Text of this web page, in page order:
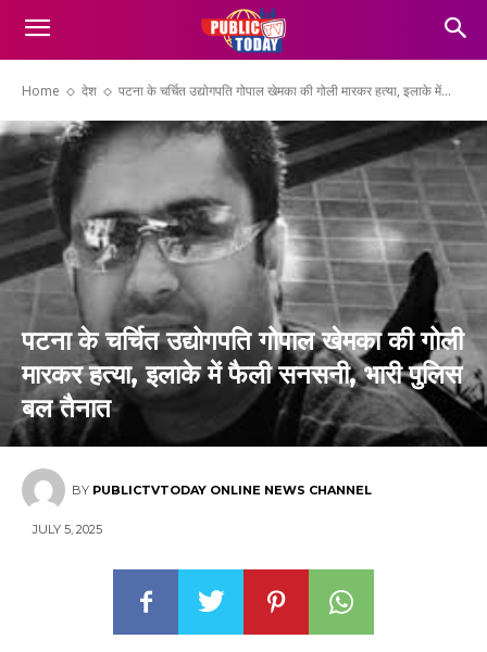
Home देश पटना के चर्चित उद्योगपति गोपाल खेमका की गोली मारकर हत्या, इलाके में...
पटना के चर्चित उद्योगपति गोपाल खेमका की गोली
मारकर हत्या, इलाके में फैली सनसनी, भारी पुलिस
बल तैनात
BY PUBLICTVTODAY ONLINE NEWS CHANNEL
JULY 5, 2025